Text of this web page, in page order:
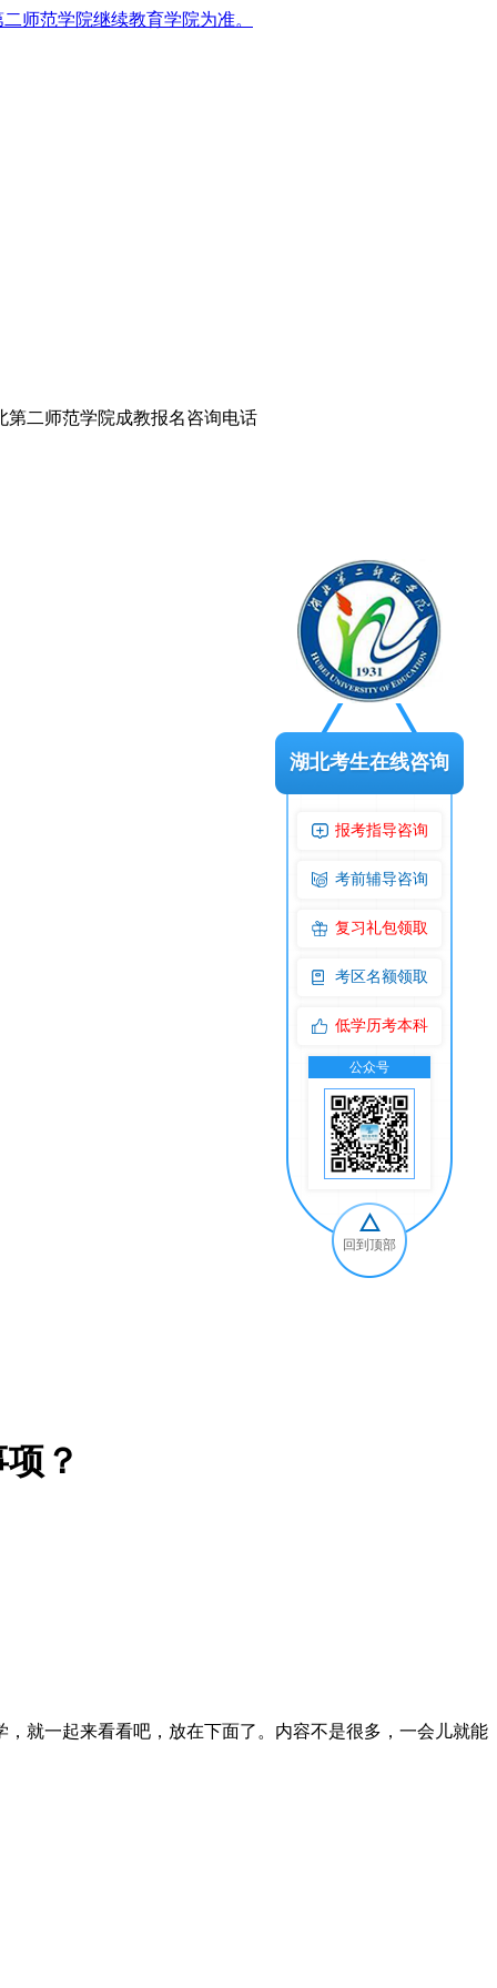
师范学院继续教育学院为准。
？
就一起来看看吧，放在下面了。内容不是很多，一会儿就能
湖北考生在线咨询
报考指导咨询
考前辅导咨询
复习礼包领取
考区名额领取
低学历考本科
公众号
回到顶部